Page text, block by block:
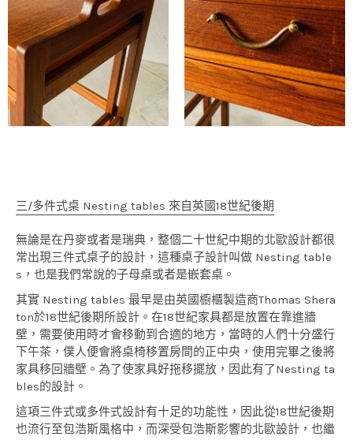
三/多件式桌 Nesting tables 來自英國18世紀後期
無論是在丹麥或者是瑞典，整個二十世紀中期的北歐設計都很
常出現三件式桌子的設計，這種桌子設計叫做 Nesting table
s，也是我們常說的子母桌或者是嵌套桌。
其實 Nesting tables 最早是由英國櫥櫃製造商Thomas Shera
ton於18世紀後期所設計。在18世紀家具都是放置在靠進牆
壁，需要使用時才會移動到合適的地方，當時的人們十分盛行
下午茶，僕人便會將桌椅移置房間的正中央，使用完畢之後將
家具移回牆壁。為了使家具好拖移擺放，因此有了Nesting ta
bles的設計。
這項三件式或多件式設計有十足的功能性，因此從18世紀後期
也流行至包浩斯風格中，而深受包浩斯影響的北歐設計，也繼